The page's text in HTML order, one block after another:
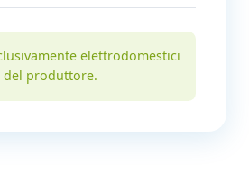
elettrodomestici
produttore.